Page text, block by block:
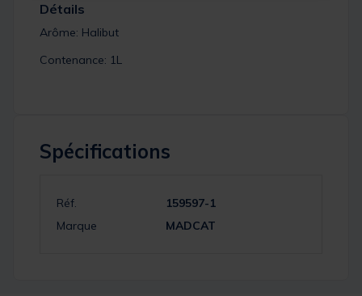
Détails
Arôme: Halibut
Contenance: 1L
Spécifications
Réf.
159597-1
Marque
MADCAT